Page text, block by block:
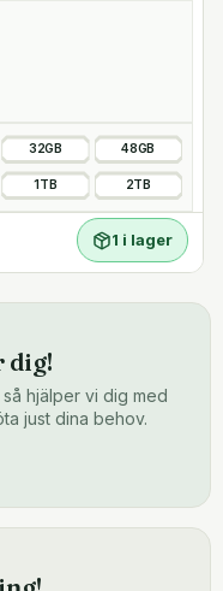
32GB 48GB
1TB 2TB
1 i lager
dig!
hjälper vi dig med
just dina behov.